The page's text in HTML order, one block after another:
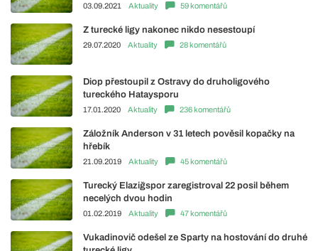
03.09.2021 Aktuality 59 komentářů
Z turecké ligy nakonec nikdo nesestoupí
29.07.2020 Aktuality 28 komentářů
Diop přestoupil z Ostravy do druholigového
tureckého Hataysporu
17.01.2020 Aktuality 236 komentářů
Záložník Anderson v 31 letech pověsil kopačky na
hřebík
21.09.2019 Aktuality 45 komentářů
Turecký Elaziğspor zaregistroval 22 posil během
necelých dvou hodin
01.02.2019 Aktuality 47 komentářů
Vukadinovič odešel ze Sparty na hostování do druhé